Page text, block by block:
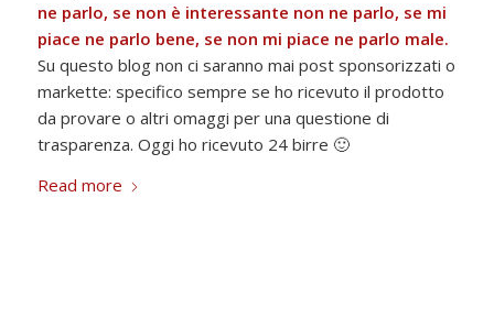
ne parlo, se non è interessante non ne parlo, se mi
piace ne parlo bene, se non mi piace ne parlo male.
Su questo blog non ci saranno mai post sponsorizzati o
markette: specifico sempre se ho ricevuto il prodotto
da provare o altri omaggi per una questione di
trasparenza. Oggi ho ricevuto 24 birre 🙂
Read more